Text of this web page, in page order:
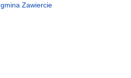
gmina Zawiercie